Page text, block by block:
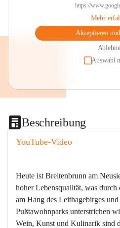
https://
Mehr
Akzeptieren
Auswahl
Beschreibung
YouTube-Video
Heute ist Breitenbrunn am
hoher Lebensqualität, was durch
am Hang des Leithagebirges
Pußtawohnparks unterstrichen
Wein, Kunst und Kulinarik sind